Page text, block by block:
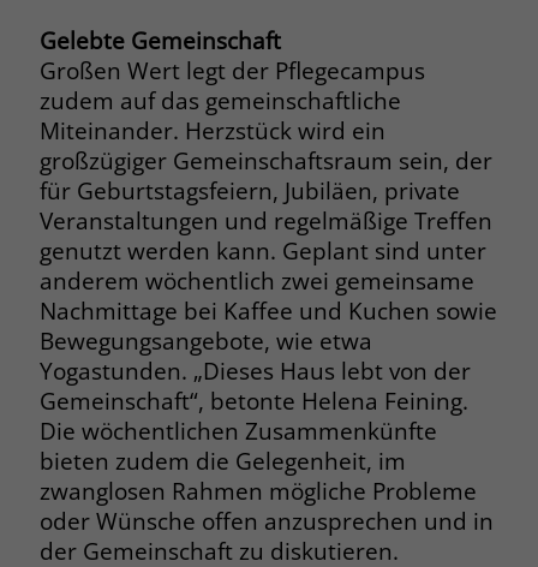
Gelebte Gemeinschaft
Großen Wert legt der Pflegecampus
zudem auf das gemeinschaftliche
Miteinander. Herzstück wird ein
großzügiger Gemeinschaftsraum sein, der
für Geburtstagsfeiern, Jubiläen, private
Veranstaltungen und regelmäßige Treffen
genutzt werden kann. Geplant sind unter
anderem wöchentlich zwei gemeinsame
Nachmittage bei Kaffee und Kuchen sowie
Bewegungsangebote, wie etwa
Yogastunden. „Dieses Haus lebt von der
Gemeinschaft“, betonte Helena Feining.
Die wöchentlichen Zusammenkünfte
bieten zudem die Gelegenheit, im
zwanglosen Rahmen mögliche Probleme
oder Wünsche offen anzusprechen und in
der Gemeinschaft zu diskutieren.
Zweck
Der Zweck von _fbp ist vollständig auf
die Werbe- und Analysebemühungen
von Facebook zurückzuführen. Dieses
Cookie ist ein Erstanbieter-Cookie, d. h.
Facebook platziert es, während ein
Verbraucher auf Facebook ist. Dieses
Cookie verfolgt die Besuche eines
Nutzers auf verschiedenen Websites
und meldet dieses Verhalten an
Facebook. Facebook kann dann die
gesammelten Daten nutzen, um den
Nutzer besser zu verstehen und
bessere, relevantere Werbung zu
zeigen. Das _fbp-Cookie sammelt keine
persönlich identifizierbaren
Informationen und wird von Facebook
nur platziert, um Daten an das
Unternehmen zurückzusenden.